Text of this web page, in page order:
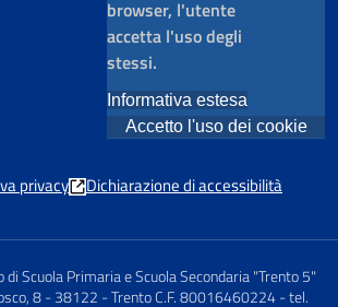
browser, l'utente
accetta l'uso degli
stessi.
Informativa estesa
Accetto l'uso dei cookie
privacy
Dichiarazione di accessibilità
Scuola Primaria e Scuola Secondaria "Trento 5"
8 - 38122 - Trento C.F. 80016460224 - tel.